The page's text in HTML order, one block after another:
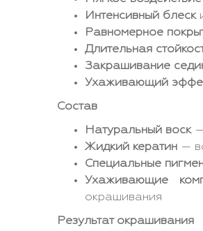
Интенсивный блеск
Равномерное
Длительная
Закрашивание
Ухаживающий
Состав
Натуральный воск—
Жидкий кератин —
Специальные
Ухаживающие
окрашивания
Результат окрашивания